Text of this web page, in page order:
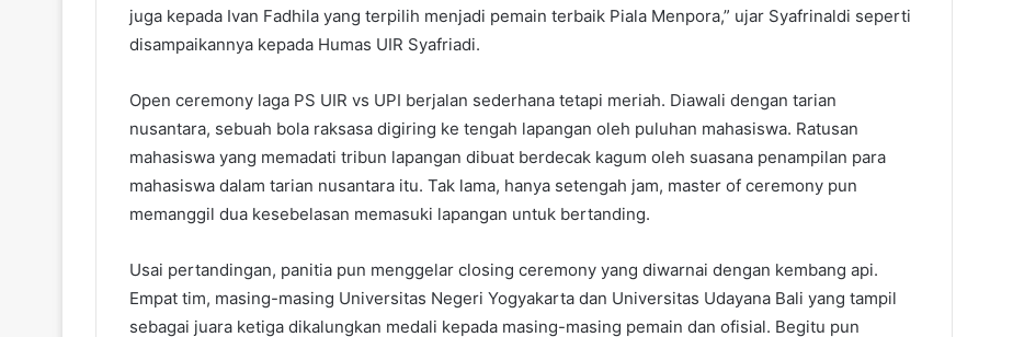
juga kepada Ivan Fadhila yang terpilih menjadi pemain terbaik Piala Menpora,” ujar Syafrinaldi seperti
disampaikannya kepada Humas UIR Syafriadi.
Open ceremony laga PS UIR vs UPI berjalan sederhana tetapi meriah. Diawali dengan tarian
nusantara, sebuah bola raksasa digiring ke tengah lapangan oleh puluhan mahasiswa. Ratusan
mahasiswa yang memadati tribun lapangan dibuat berdecak kagum oleh suasana penampilan para
mahasiswa dalam tarian nusantara itu. Tak lama, hanya setengah jam, master of ceremony pun
memanggil dua kesebelasan memasuki lapangan untuk bertanding.
Usai pertandingan, panitia pun menggelar closing ceremony yang diwarnai dengan kembang api.
Empat tim, masing-masing Universitas Negeri Yogyakarta dan Universitas Udayana Bali yang tampil
sebagai juara ketiga dikalungkan medali kepada masing-masing pemain dan ofisial. Begitu pun